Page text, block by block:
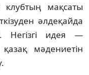
клубтың мақсаты
әлдеқайда
Негізгі идея —
мәдениетін